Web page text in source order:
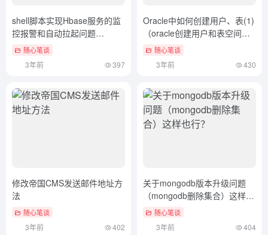
shell脚本实现Hbase服务的监
控报警和自动拉起问题
（hbase常用命令及使用方
法）学会了吗
随心笔谈
3年前 397
Oracle中如何创建用户、表(1)
（oracle创建用户和表空间
Windows）新鲜出炉
随心笔谈
3年前 430
修改帝国CMS发送邮件地址方
法
随心笔谈
3年前 402
关于mongodb版本升级问题
（mongodb删除集合）这样也
行？随心笔谈
3年前 404